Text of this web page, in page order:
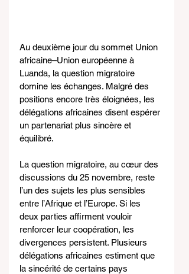
Au deuxième jour du sommet Union
africaine–Union européenne à
Luanda, la question migratoire
domine les échanges. Malgré des
positions encore très éloignées, les
délégations africaines disent espérer
un partenariat plus sincère et
équilibré.
La question migratoire, au cœur des
discussions du 25 novembre, reste
l’un des sujets les plus sensibles
entre l’Afrique et l’Europe. Si les
deux parties affirment vouloir
renforcer leur coopération, les
divergences persistent. Plusieurs
délégations africaines estiment que
la sincérité de certains pays